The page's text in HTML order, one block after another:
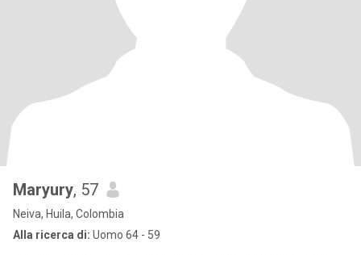
Maryury, 57
Neiva, Huila, Colombia
Alla ricerca di: Uomo 64 - 59